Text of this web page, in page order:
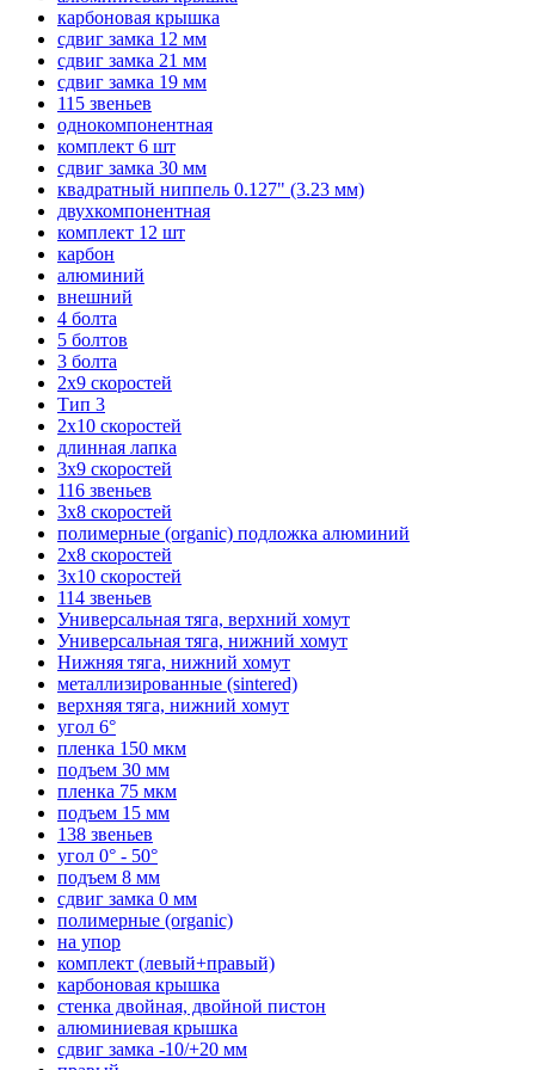
карбоновая крышка
сдвиг замка 12 мм
сдвиг замка 21 мм
сдвиг замка 19 мм
115 звеньев
однокомпонентная
комплект 6 шт
сдвиг замка 30 мм
квадратный ниппель 0.127" (3.23 мм)
двухкомпонентная
комплект 12 шт
карбон
алюминий
внешний
4 болта
5 болтов
3 болта
2х9 скоростей
Тип 3
2х10 скоростей
длинная лапка
3х9 скоростей
116 звеньев
3х8 скоростей
полимерные (organic) подложка алюминий
2х8 скоростей
3х10 скоростей
114 звеньев
Универсальная тяга, верхний хомут
Универсальная тяга, нижний хомут
Нижняя тяга, нижний хомут
металлизированные (sintered)
верхняя тяга, нижний хомут
угол 6°
пленка 150 мкм
подъем 30 мм
пленка 75 мкм
подъем 15 мм
138 звеньев
угол 0° - 50°
подъем 8 мм
сдвиг замка 0 мм
полимерные (organic)
на упор
комплект (левый+правый)
карбоновая крышка
стенка двойная, двойной пистон
алюминиевая крышка
сдвиг замка -10/+20 мм